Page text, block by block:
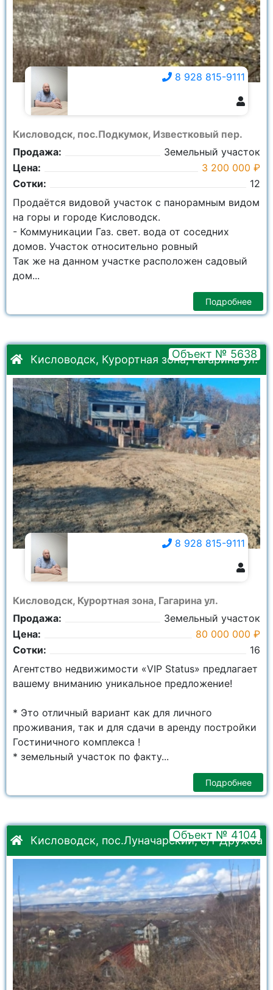
Кисловодск, пос.Подкумок, Известковый пер.
Продажа:
Земельный участок
Цена:
3 200 000 ₽
Сотки:
12
8 928 815-9111
Продаётся видовой участок с панорамным видом
на горы и городе Кисловодск.
- Коммуникации Газ. свет. вода от соседних
домов. Участок относительно ровный
Так же на данном участке расположен садовый
дом...
Подробнее
Кисловодск, Курортная зона, Гагарина ул.
Объект № 5638
Кисловодск, Курортная зона, Гагарина ул.
Продажа:
Земельный участок
Цена:
80 000 000 ₽
Сотки:
16
8 928 815-9111
Агентство недвижимости «VIP Status» предлагает
вашему вниманию уникальное предложение!
* Это отличный вариант как для личного
проживания, так и для сдачи в аренду постройки
Гостиничного комплекса !
* земельный участок по факту...
Подробнее
Кисловодск, пос.Луначарский, с/т Дружба
Объект № 4104